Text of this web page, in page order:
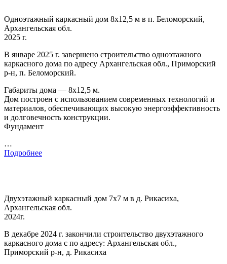
Одноэтажный каркасный дом 8х12,5 м в п. Беломорский,
Архангельская обл.
2025 г.
В январе 2025 г. завершено строительство одноэтажного
каркасного дома по адресу Архангельская обл., Приморский
р-н, п. Беломорский.
Габариты дома — 8х12,5 м.
Дом построен с использованием современных технологий и
материалов, обеспечивающих высокую энергоэффективность
и долговечность конструкции.
Фундамент
…
Подробнее
Двухэтажный каркасный дом 7х7 м в д. Рикасиха,
Архангельская обл.
2024г.
В декабре 2024 г. закончили строительство двухэтажного
каркасного дома с по адресу: Архангельская обл.,
Приморский р-н, д. Рикасиха